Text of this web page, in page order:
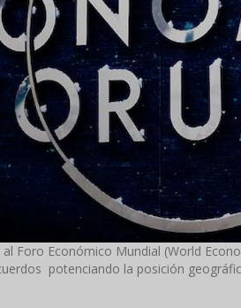
Foro Económico Mundial (World
potenciando la posición